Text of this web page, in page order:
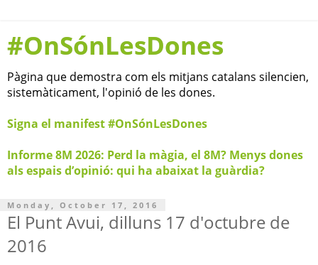
#OnSónLesDones
Pàgina que demostra com els mitjans catalans silencien,
sistemàticament, l'opinió de les dones.
Signa el manifest #OnSónLesDones
Informe 8M 2026: Perd la màgia, el 8M? Menys dones
als espais d’opinió: qui ha abaixat la guàrdia?
Monday, October 17, 2016
El Punt Avui, dilluns 17 d'octubre de
2016